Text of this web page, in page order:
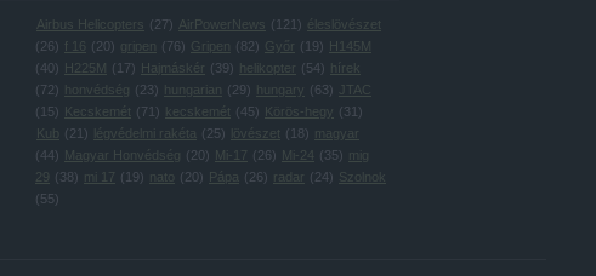
Airbus Helicopters (27) AirPowerNews ( 121 ) éleslövészet
(26 ) f 16 (20) gripen (76 ) Gripen (82) Győr ( 19) H145M
(40) H225M ( 17) Hajmáskér (39) helikopter (54) hírek
(72) honvédség (23) hungarian (29) hungary (63)
JTAC
( 15) Kecskemét (71 ) kecskemét (45) Körös-hegy (31 )
Kub
(21 ) légvédelmi rakéta (25) lövészet ( 18) magyar
(44) Magyar Honvédség (20) Mi-17 (26 ) Mi-24 (35) mig
29 (38) mi 17 ( 19) nato (20) Pápa (26 ) radar (24) Szolnok
(55)